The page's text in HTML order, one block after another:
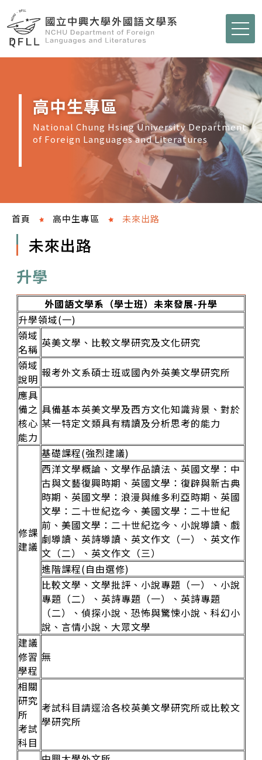
高中生專區
National Chung Hsing University Department
of Foreign Languages and Literatures
首頁 高中生專區 未來出路
未來出路
升學
外國語文學系（學士班）未來發展-升學
升學領域(一)
領域
名稱 英美文學、比較文學研究及文化研究
領域
說明 報考外文系碩士班或國內外英美文學研究所
應具
備之
核心
能力
具備基本英美文學及西方文化知識背景、對於
某一特定文類具有精讀及分析思考的能力
修課
建議
基礎課程(強烈建議)
西洋文學概論、文學作品讀法、英國文學：中
古與文藝復興時期、英國文學：復辟與新古典
時期、英國文學：浪漫與維多利亞時期、英國
文學：二十世紀迄今、美國文學：二十世紀
前、美國文學：二十世紀迄今、小說導讀、戲
劇導讀、英詩導讀、英文作文（一）、英文作
文（二）、英文作文（三）
進階課程(自由選修)
比較文學、文學批評、小說專題（一）、小說
專題（二）、英詩專題（一）、英詩專題
（二）、偵探小說、恐怖與驚悚小說、科幻小
說、言情小說、大眾文學
建議
修習
學程
無
相關
研究
所
考試
科目
考試科目請逕洽各校英美文學研究所或比較文
學研究所